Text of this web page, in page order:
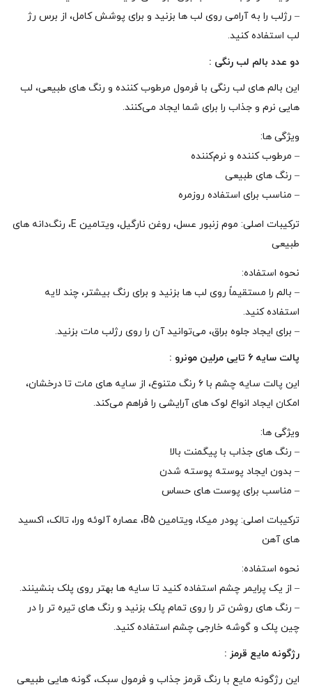
– رژلب را به آرامی روی لب‌ ها بزنید و برای پوشش کامل، از برس رژ
لب استفاده کنید.
دو عدد بالم لب رنگی :
این بالم‌ های لب رنگی با فرمول مرطوب‌ کننده و رنگ‌ های طبیعی، لب‌
هایی نرم و جذاب را برای شما ایجاد می‌کنند.
ویژگی‌ ها:
– مرطوب‌ کننده و نرم‌کننده
– رنگ‌ های طبیعی
– مناسب برای استفاده روزمره
ترکیبات اصلی: موم زنبور عسل، روغن نارگیل، ویتامین E، رنگ‌دانه‌ های
طبیعی
نحوه‌ استفاده:
– بالم را مستقیماً روی لب‌ ها بزنید و برای رنگ بیشتر، چند لایه
استفاده کنید.
– برای ایجاد جلوه‌ براق، می‌توانید آن را روی رژلب مات بزنید.
پالت سایه 6 تایی مرلین مونرو :
این پالت سایه‌ چشم با ۶ رنگ متنوع، از سایه‌ های مات تا درخشان،
امکان ایجاد انواع لوک‌ های آرایشی را فراهم می‌کند.
ویژگی‌ ها:
– رنگ‌ های جذاب با پیگمنت بالا
– بدون ایجاد پوسته‌ پوسته شدن
– مناسب برای پوست‌ های حساس
ترکیبات اصلی: پودر میکا، ویتامین B5، عصاره آلوئه ورا، تالک، اکسید
های آهن
نحوه‌ استفاده:
– از یک پرایمر چشم استفاده کنید تا سایه‌ ها بهتر روی پلک بنشینند.
– رنگ‌ های روشن‌ تر را روی تمام پلک بزنید و رنگ‌ های تیره‌ تر را در
چین پلک و گوشه‌ خارجی چشم استفاده کنید.
رژگونه مایع قرمز :
این رژگونه مایع با رنگ قرمز جذاب و فرمول سبک، گونه‌ هایی طبیعی